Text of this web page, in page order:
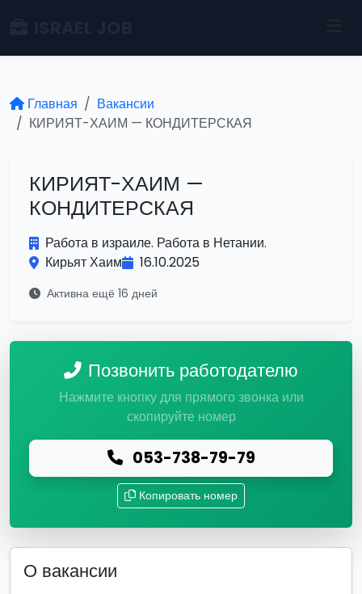
Главная
Вакансии
КИРИЯТ-ХАИМ — КОНДИТЕРСКАЯ
КИРИЯТ-ХАИМ —
КОНДИТЕРСКАЯ
Работа в израиле. Работа в Нетании.
Кирьят Хаим
16.10.2025
Активна ещё 16 дней
Позвонить работодателю
Нажмите кнопку для прямого звонка или
скопируйте номер
053-738-79-79
Копировать номер
О вакансии